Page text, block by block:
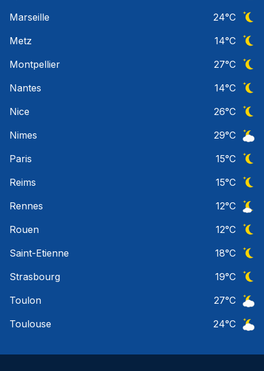
Marseille
24°C
Metz
14°C
Montpellier
27°C
Nantes
14°C
Nice
26°C
Nimes
29°C
Paris
15°C
Reims
15°C
Rennes
12°C
Rouen
12°C
Saint-Etienne
18°C
Strasbourg
19°C
Toulon
27°C
Toulouse
24°C